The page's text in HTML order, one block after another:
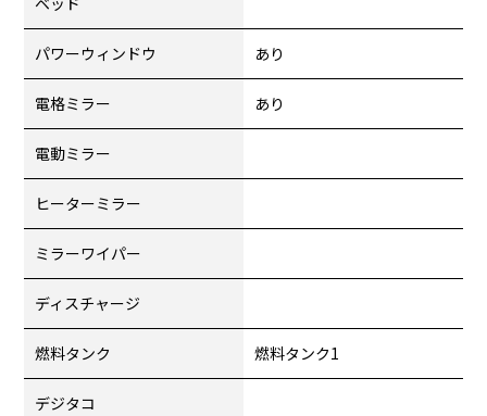
パワーウィンドウ あり
電格ミラー あり
電動ミラー
ヒーターミラー
ミラーワイパー
ディスチャージ
燃料タンク 燃料タンク1
デジタコ